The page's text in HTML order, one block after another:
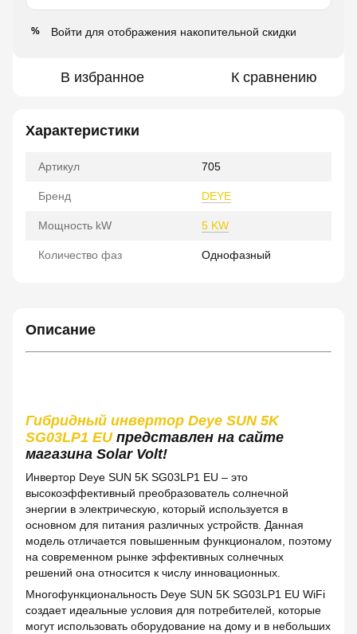
% Войти для отображения накопительной скидки
В избранное К сравнению
Характеристики
Артикул 705
Бренд DEYE
Мощность kW 5 KW
Количество фаз Однофазный
Описание
Гибридный инвертор Deye SUN 5K
SG03LP1 EUпредставлен на сайте
магазина Solar Volt!
Инвертор Deye SUN 5K SG03LP1 EU – это
высокоэффективный преобразователь солнечной
энергии в электрическую, который используется в
основном для питания различных устройств. Данная
модель отличается повышенным функционалом, поэтому
на современном рынке эффективных солнечных
решений она относится к числу инновационных.
Многофункциональность Deye SUN 5K SG03LP1 EU WiFi
создает идеальные условия для потребителей, которые
могут использовать оборудование на дому и в небольших